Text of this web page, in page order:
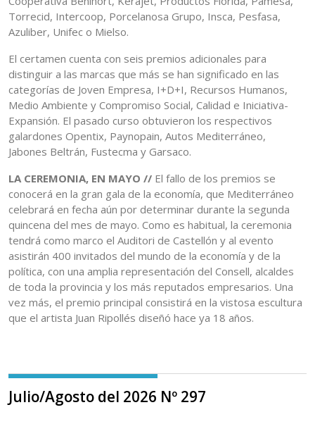
Torrecid, Intercoop, Porcelanosa Grupo, Insca, Pesfasa,
Azuliber, Unifec o Mielso.
El certamen cuenta con seis premios adicionales para
distinguir a las marcas que más se han significado en las
categorías de Joven Empresa, I+D+I, Recursos Humanos,
Medio Ambiente y Compromiso Social, Calidad e Iniciativa-
Expansión. El pasado curso obtuvieron los respectivos
galardones Opentix, Paynopain, Autos Mediterráneo,
Jabones Beltrán, Fustecma y Garsaco.
LA CEREMONIA, EN MAYO // El fallo de los premios se
conocerá en la gran gala de la economía, que Mediterráneo
celebrará en fecha aún por determinar durante la segunda
quincena del mes de mayo. Como es habitual, la ceremonia
tendrá como marco el Auditori de Castellón y al evento
asistirán 400 invitados del mundo de la economía y de la
política, con una amplia representación del Consell, alcaldes
de toda la provincia y los más reputados empresarios. Una
vez más, el premio principal consistirá en la vistosa escultura
que el artista Juan Ripollés diseñó hace ya 18 años.
Julio/Agosto del 2026 Nº 297